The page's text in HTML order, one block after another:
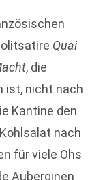
Quai
, die
ist, nicht nach
Kantine den
nach
für viele Ohs
Auberginen